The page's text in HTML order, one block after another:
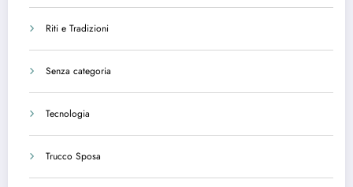
Riti e Tradizioni
Senza categoria
Tecnologia
Trucco Sposa